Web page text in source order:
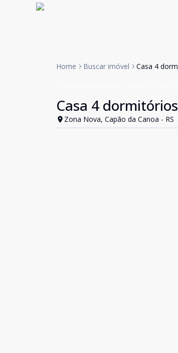
Home Buscar imóvel Casa 4
Casa 4
Zona Nova, Capão da Canoa - RS